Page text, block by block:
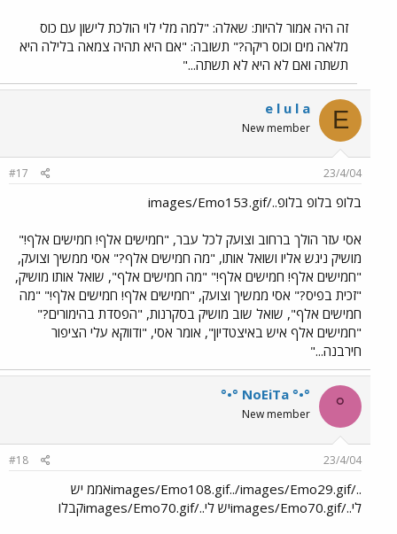
זה היה אמור להיות: שאלה: "למה מלי לוי הולכת לישון עם כוס
מלאה מים וכוס ריקה?" תשובה: "אם היא תהיה צמאה בלילה היא
תשתה ואם לא היא לא תשתה..."
E
e l u l a
New member
23/4/04
#17
בלופ בלופ בלופ../images/Emo153.gif
אסי עזר הולך ברחוב וצועק לכל עבר, "חמישים אלף! חמישים אלף!"
מושיק ניגש אליו ושואל אותו, "מה חמישים אלף?" אסי ממשיך וצועק,
"חמישים אלף! חמישים אלף!" "מה חמישים אלף", שואל אותו מושיק,
"זכית בפיס?" אסי ממשיך וצועק, "חמישים אלף! חמישים אלף!" "מה
חמישים אלף", שואל שוב מושיק בסקרנות, "הפסדת בהימורים?"
"חמישים אלף איש באיצטדיון", אומר אסי, "ודווקא עלי הציפור
חירבנה..."
°
°•° NoEiTa °•°
New member
23/4/04
#18
../images/Emo108.gif../images/Emo29.gifאממ יש
לי../images/Emo70.gifיש לי../images/Emo70.gifקבלו